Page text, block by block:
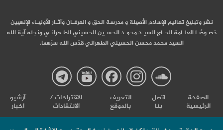
نشر وتبليغ تعاليم الإسلام الأصيلة و مدرسة الحق و العرفـان وآثـار الأوليـاء الإلهيين
خصـوصًـا العلـامة الحـاج السيـد محمـد الحسـين الحسيني الطـهرانـي ونجله آية الله
السيد محمد محسن الحسيني الطهراني قدّس الله سرّهما.
صفحة
صفحة
صفحة
صفحة
الصفحة
الرئيسية
اتصل
بنا
التعریف
بالموقع
الاقتراحات /
الانتقادات
آرشیو
اخبار